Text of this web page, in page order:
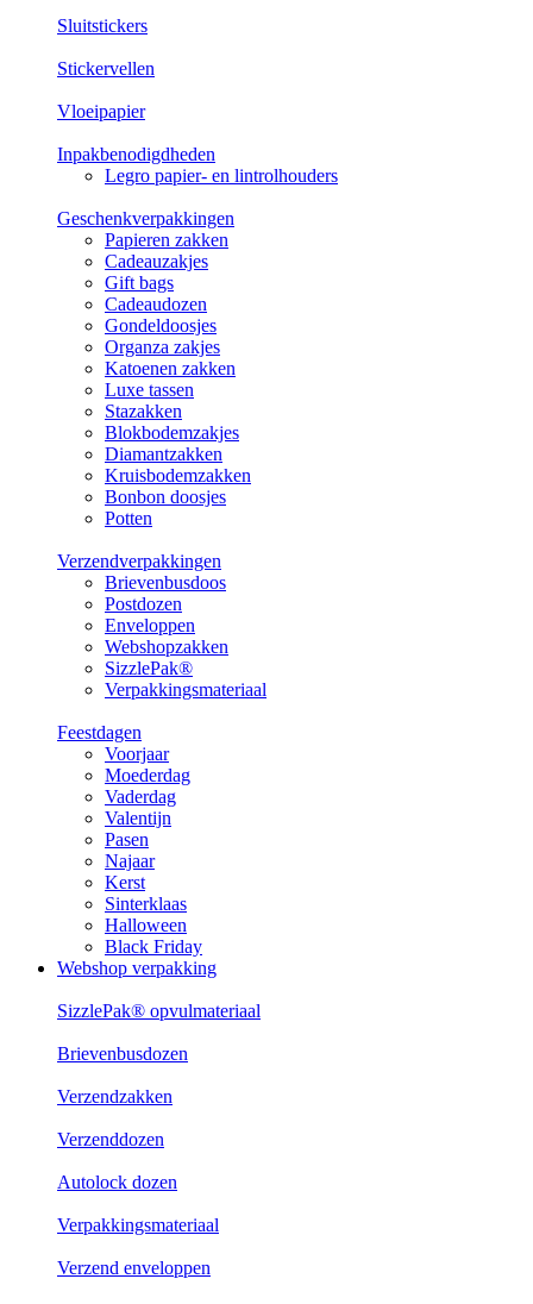
Sluitstickers
Stickervellen
Vloeipapier
Inpakbenodigdheden
Legro papier- en lintrolhouders
Geschenkverpakkingen
Papieren zakken
Cadeauzakjes
Gift bags
Cadeaudozen
Gondeldoosjes
Organza zakjes
Katoenen zakken
Luxe tassen
Stazakken
Blokbodemzakjes
Diamantzakken
Kruisbodemzakken
Bonbon doosjes
Potten
Verzendverpakkingen
Brievenbusdoos
Postdozen
Enveloppen
Webshopzakken
SizzlePak®
Verpakkingsmateriaal
Feestdagen
Voorjaar
Moederdag
Vaderdag
Valentijn
Pasen
Najaar
Kerst
Sinterklaas
Halloween
Black Friday
Webshop verpakking
SizzlePak® opvulmateriaal
Brievenbusdozen
Verzendzakken
Verzenddozen
Autolock dozen
Verpakkingsmateriaal
Verzend enveloppen